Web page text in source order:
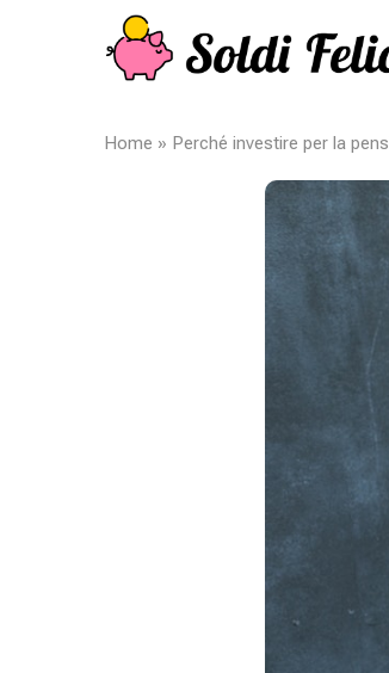
Home » Perché investire per la